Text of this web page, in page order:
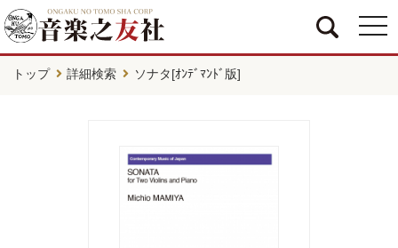
トップ 詳細検索 ソナタ[ｵﾝﾃﾞﾏﾝﾄﾞ版]